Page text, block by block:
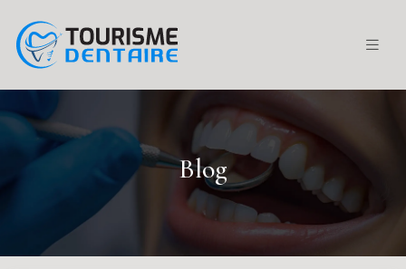
Blog